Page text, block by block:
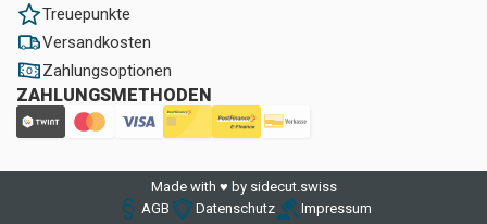
Treuepunkte
Versandkosten
Zahlungsoptionen
ZAHLUNGSMETHODEN
Made with ♥ by sidecut.swiss
AGB
Datenschutz Impressum